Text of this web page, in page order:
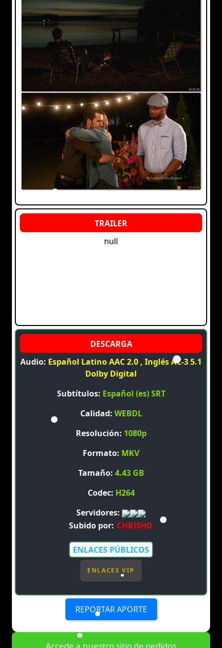
null
Audio: Español Latino AAC 2.0 , Inglés AC-3 5.1
Dolby Digital
Subtítulos: Español (es) SRT
Calidad: WEBDL
Resolución: 1080p
Formato: MKV
Tamaño: 4.43 GB
Codec: H264
Servidores:
Subido por: CHRISHD
ENLACES PÚBLICOS
ENLACES VIP
REPORTAR APORTE
Accede a nuestro sitio de pedidos